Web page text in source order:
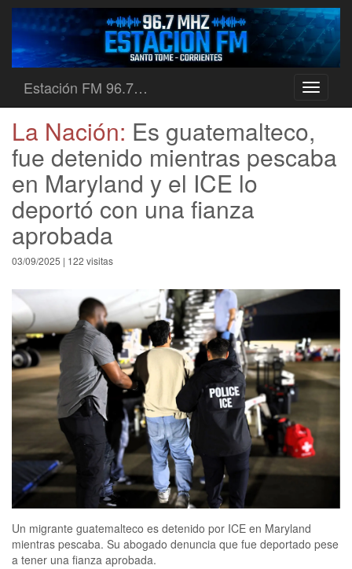
Toggle
Estación FM 96.7…
La Nación: Es guatemalteco,
fue detenido mientras pescaba
en Maryland y el ICE lo
deportó con una fianza
aprobada
03/09/2025 | 122 visitas
Un migrante guatemalteco es detenido por ICE en Maryland
mientras pescaba. Su abogado denuncia que fue deportado pese
a tener una fianza aprobada.